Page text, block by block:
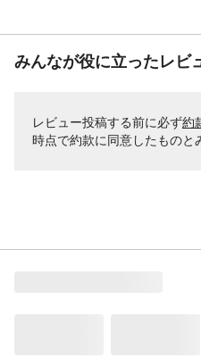
みんなが役に立ったレビ
レビュー投稿する前に必ず約
時点で約款に同意したものと